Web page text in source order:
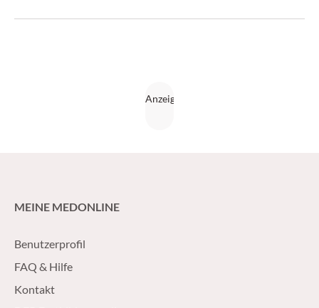
MEINE MEDONLINE
Benutzerprofil
FAQ & Hilfe
Kontakt